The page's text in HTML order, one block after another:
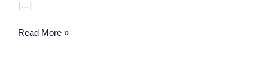
[…]
Ready
Read More »